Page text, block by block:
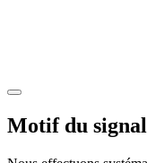
Motif du